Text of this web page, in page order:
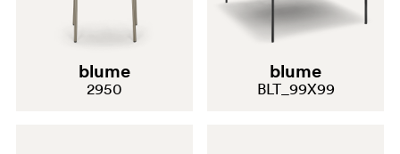
blume
2950
blume
BLT_99X99